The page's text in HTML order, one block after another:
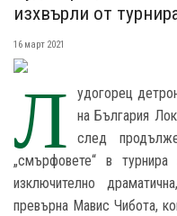
изхвърли от
16 март 2021
Л
удогорец
на България
след
„смърфовете“ в
изключително
превърна Мавис Чибота,